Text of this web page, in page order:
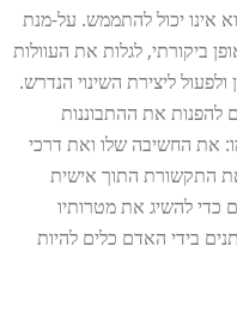
אינו יכול להתממש. על-מנת
ביקורתי, לגלות את העוולות
ליצירת השינוי הנדרש.
את ההתבוננות
את החשיבה שלו ואת דרכי
התקשורת התוך אישית
כדי להשיג את מטרותיו
בידי האדם כלים להיות